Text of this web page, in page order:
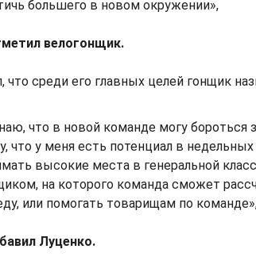
большего в новом окружении»,
велогонщик.
что среди его главных целей гонщик
что в новой команде могу бороться
что у меня есть потенциал в недельных
высокие места в генеральной
на которого команда сможет
или помогать товарищам по
Луценко.